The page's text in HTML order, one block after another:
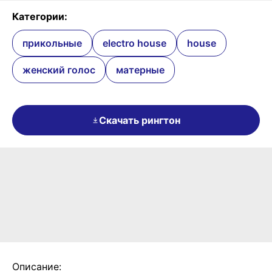
Категории:
прикольные electro house house
женский голос матерные
Скачать рингтон
Описание: